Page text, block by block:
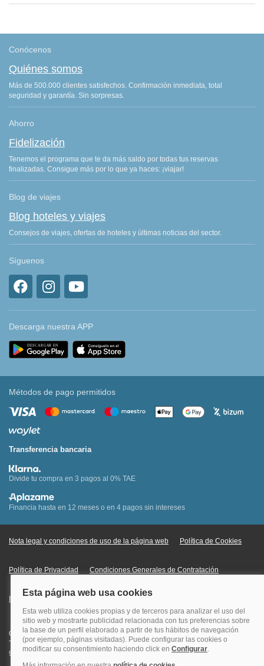
Conócenos
Quiénes somos
Más de 500.000 clientes satisfechos. Confirmación inmediata, total
seguridad y garantía. Sin sorpresas.
Ahorro
Fidelización
Tenemos el programa que te da más saldo por todas tus reservas
finalizadas. Consigue más por lo que ya haces: ¡viajar!
Blog de viajes
Blog hoteles y viajes
Consejos de viajes, ofertas de hoteles y últimas noticias del sector.
Síguenos
Descarga nuestra APP
Métodos de pago permitidos
Transferencia bancaria
Divide tu compra en 3 pagos al 0% TAE
Financia hasta en 12 meses o en 4 pagos sin intereses
Nota legal y condiciones de uso de la página web Política de Cookies
Política de Privacidad Condiciones Generales de Contratación
Información Legal sobre Mercados en Línea
Quehoteles.com - Especialistas en hoteles © Copyright Veturis Travel S.A.
Todos los derechos reservados. Autorización nº I-AV0000879.4 Tel: +34
915759999